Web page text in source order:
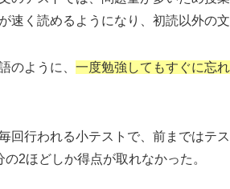
速く読めるようになり、初読以外の
のように、 一度勉強してもすぐに忘
毎回行われる小テストで、前まではテ
の2ほどしか得点が取れなかった。